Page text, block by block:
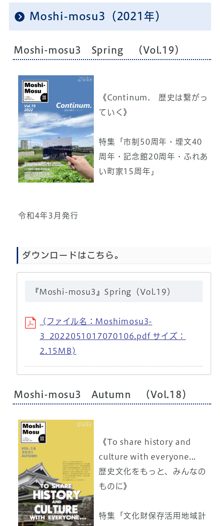
Moshi-mosu3（2021年）
Moshi-mosu3 Spring （Vol.19）
《Continum. 歴史は繋がっ
ていく》
特集「市制50周年・埋文40
周年・記念館20周年・ふれあ
い町家15周年」
令和4年3月発行
ダウンロードはこちら。
『Moshi-mosu3』Spring（Vol.19）
(ファイル名：Moshimosu3-
3_2022051017070106.pdf サイズ：
2.15MB)
Moshi-mosu3 Autumn （Vol.18）
《To share history and
culture with everyone...
歴史文化をもっと、みんなの
ものに》
特集「文化財保存活用地域計